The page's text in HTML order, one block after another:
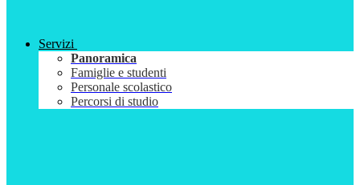
Servizi
Panoramica
Famiglie e studenti
Personale scolastico
Percorsi di studio